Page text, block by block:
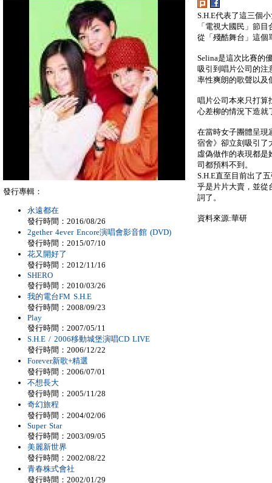
S.H.E代表了這三個
「電視大國民」節
從「殘酷舞台」這個
Selina是這次比賽的
吸引到唱片公司的注
率性爽朗的歌聲以及
唱片公司本來只打算
心差柳的情況下造就
在當時女子團體呈現
宿舍》卻立刻吸引了
虛偽做作的表現都是
司都預料不到。
S.H.E直至目前出了
乎是片片大賣，並從
詞了。
資料來源:華研
發行專輯：
永遠都在
發行時間：2016/08/26
2gether 4ever Encore演唱會影音館 (DVD)
發行時間：2015/07/10
花又開好了
發行時間：2012/11/16
SHERO
發行時間：2010/03/26
我的電台FM S.H.E
發行時間：2008/09/23
Play
發行時間：2007/05/11
S.H.E / 2006移動城堡演唱CD LIVE
發行時間：2006/12/22
Forever新歌+精選
發行時間：2006/07/01
不想長大
發行時間：2005/11/28
奇幻旅程
發行時間：2004/02/06
Super Star
發行時間：2003/09/05
美麗新世界
發行時間：2002/08/22
青春株式會社
發行時間：2002/01/29